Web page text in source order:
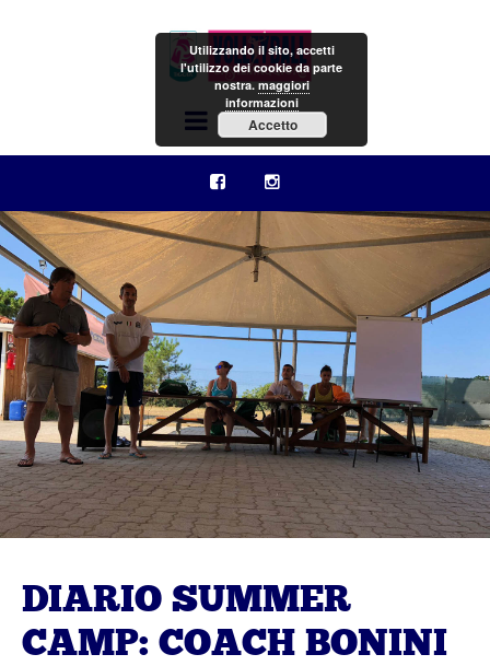
Menu
DIARIO SUMMER
CAMP: COACH BONINI
Utilizzando il sito, accetti
l'utilizzo dei cookie da parte
nostra.maggiori
informazioni
Accetto